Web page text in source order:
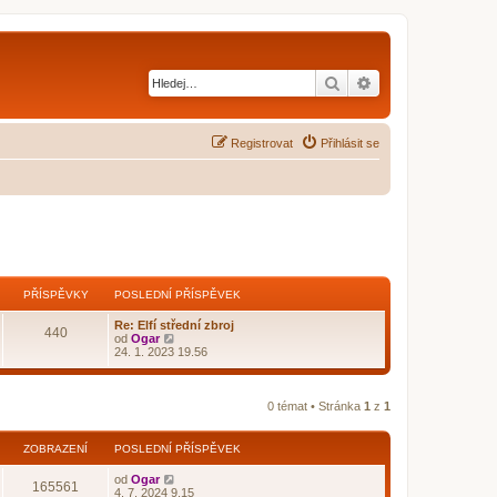
Hledat
Přihlásit se
Registrovat
PŘÍSPĚVKY POSLEDNÍ PŘÍSPĚVEK
440
Re: Elfí střední zbroj
od Ogar
o
r
t
p
o
24. 1. 2023 19.56
0 témat • Stránka 1 z 1
ZOBRAZENÍ POSLEDNÍ PŘÍSPĚVEK
165561 od Ogar
4. 7. 2024 9.15